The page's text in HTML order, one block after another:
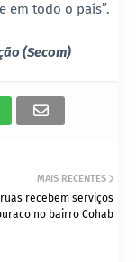
em todo o país”.
(Secom)
MAIS RECENTES
recebem serviços
no bairro Cohab